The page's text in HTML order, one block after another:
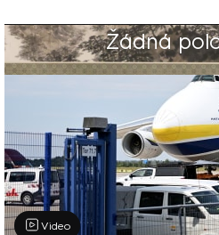
Žádná
Výběr redakce
Video